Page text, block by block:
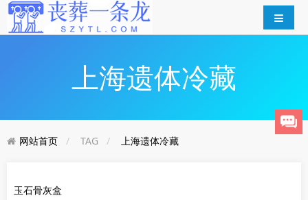
上海遗体冷藏
网站首页 TAG 上海遗体冷藏
玉石骨灰盒